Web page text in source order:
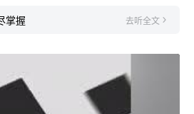
掌握 去听全文